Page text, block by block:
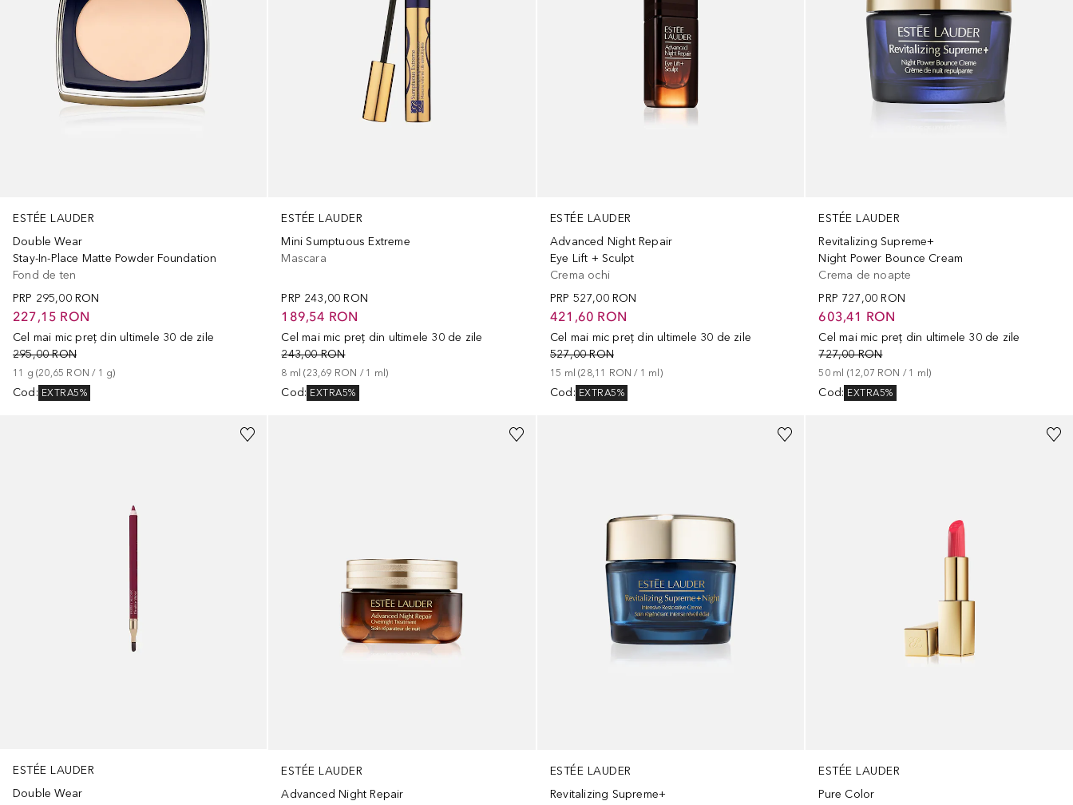
ESTÉE LAUDER
Double Wear
Stay-In-Place Matte Powder Foundation
Fond de ten
PRP 295,00 RON
227,15 RON
Cel mai mic preț din ultimele 30 de zile
295,00 RON
11 g (20,65 RON / 1 g)
Cod : EXTRA5%
ESTÉE LAUDER
Mini Sumptuous Extreme
Mascara
PRP 243,00 RON
189,54 RON
Cel mai mic preț din ultimele 30 de zile
243,00 RON
8 ml (23,69 RON / 1 ml )
Cod: EXTRA5%
ESTÉE LAUDER
Advanced Night Repair
Eye Lift + Sculpt
Crema ochi
PRP 527,00 RON
421,60 RON
Cel mai mic preț din ultimele 30 de zile
527,00 RON
15 ml (28,11 RON / 1 ml )
Cod : EXTRA5%
ESTÉE LAUDER
Revitalizing Supreme+
Night Power Bounce Cream
Crema de noapte
PRP 727,00 RON
603,41 RON
Cel mai mic preț din ultimele 30 de zile
727,00 RON
50 ml (12,07 RON / 1 ml)
Cod: EXTRA5%
ESTÉE LAUDER
Double Wear
+10
ESTÉE LAUDER
Advanced Night Repair
ESTÉE LAUDER
Revitalizing Supreme+
ESTÉE LAUDER
Pure Color
+13